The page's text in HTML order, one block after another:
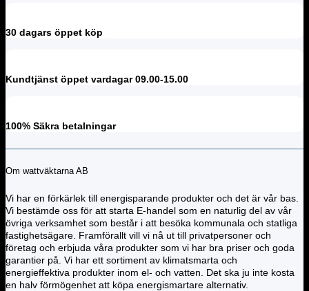
30 dagars öppet köp
Kundtjänst öppet vardagar 09.00-15.00
100% Säkra betalningar
Om wattväktarna AB
Vi har en förkärlek till energisparande produkter och det är vår bas.
Vi bestämde oss för att starta E-handel som en naturlig del av vår
övriga verksamhet som består i att besöka kommunala och statliga
fastighetsägare. Framförallt vill vi nå ut till privatpersoner och
företag och erbjuda våra produkter som vi har bra priser och goda
garantier på. Vi har ett sortiment av klimatsmarta och
energieffektiva produkter inom el- och vatten. Det ska ju inte kosta
en halv förmögenhet att köpa energismartare alternativ.